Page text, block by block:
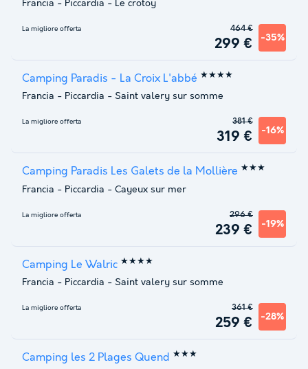
Francia - Piccardia - Le crotoy
La migliore offerta
299 € -35%
464 €
Camping Paradis - La Croix L'abbé ★★★★
Francia - Piccardia - Saint valery sur somme
La migliore offerta
319 € -16%
381 €
Camping Paradis Les Galets de la Mollière ★★★
Francia - Piccardia - Cayeux sur mer
La migliore offerta
239 € -19%
296 €
Camping Le Walric ★★★★
Francia - Piccardia - Saint valery sur somme
La migliore offerta
259 € -28%
361 €
Camping les 2 Plages Quend ★★★